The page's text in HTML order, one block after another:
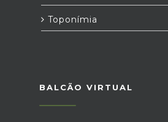
Toponímia
BALCÃO VIRTUAL